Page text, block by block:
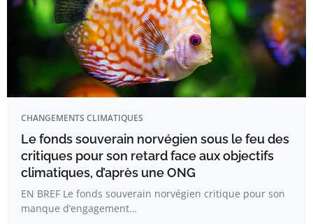
CHANGEMENTS CLIMATIQUES
Le fonds souverain norvégien sous le feu des
critiques pour son retard face aux objectifs
climatiques, d’après une ONG
EN BREF Le fonds souverain norvégien critique pour son
manque d’engagement…